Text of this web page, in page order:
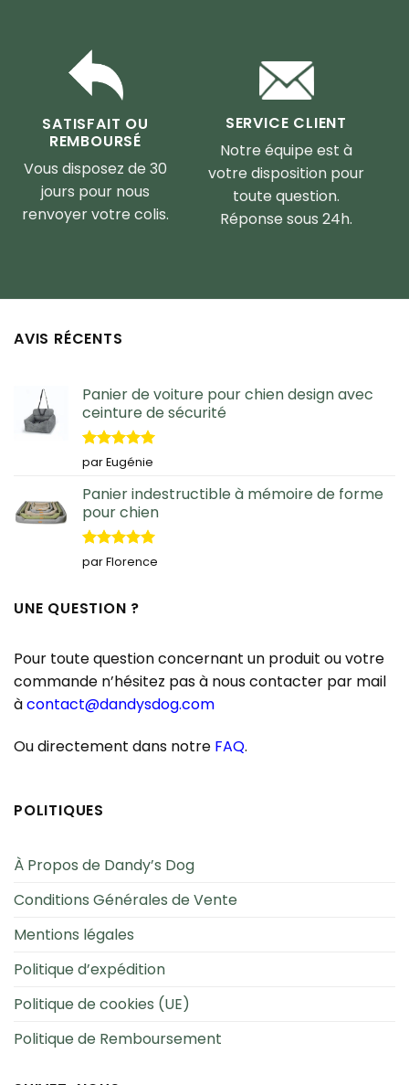
SATISFAIT OU
REMBOURSÉ
Vous disposez de 30
jours pour nous
renvoyer votre colis.
SERVICE CLIENT
Notre équipe est à
votre disposition pour
toute question.
Réponse sous 24h.
AVIS RÉCENTS
Panier de voiture pour chien design avec
ceinture de sécurité
Note5sur
5
par Eugénie
Panier indestructible à mémoire de forme
pour chien
Note5sur
5
par Florence
UNE QUESTION ?
Pour toute question concernant un produit ou votre
commande n’hésitez pas à nous contacter par mail
àcontact@dandysdog.com
Ou directement dans notre FAQ.
POLITIQUES
À Propos de Dandy’s Dog
Conditions Générales de Vente
Mentions légales
Politique d’expédition
Politique de cookies (UE)
Politique de Remboursement